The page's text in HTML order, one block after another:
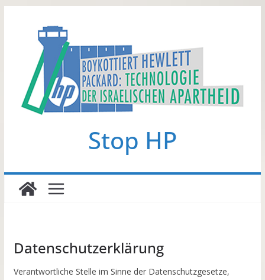
springen
Stop HP
Datenschutzerklärung
Verantwortliche Stelle im Sinne der Datenschutzgesetze,